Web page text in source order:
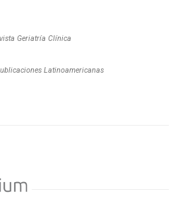
Geriatría Clí­nica
Latinoamericanas